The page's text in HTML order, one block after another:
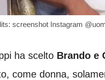
screenshot Instagram
ha scelto Brando e
come donna,